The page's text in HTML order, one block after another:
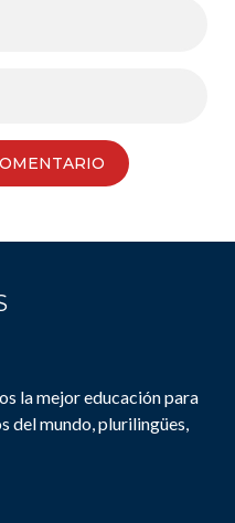
la mejor educación para
del mundo, plurilingües,